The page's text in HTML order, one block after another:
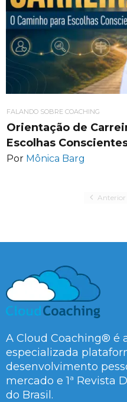
FALANDO SOBRE COACHING
Orientação de
Escolhas
Por Mônica Barg
Anterior
A Cloud Coaching® é
especializada
desenvolvimento
mercado e 1ª Revista
do Brasil.